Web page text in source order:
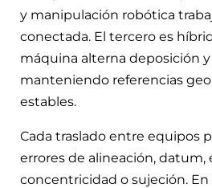
y manipulación robótica
conectada. El tercero es
máquina alterna deposición
manteniendo referencias
estables.
Cada traslado entre equipos
errores de alineación, datum,
concentricidad o sujeción. En